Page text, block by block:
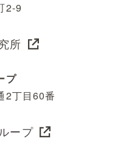
2-9
所
プ
2丁目60番
ープ